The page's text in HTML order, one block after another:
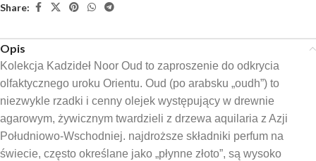
Share:
Opis
Kolekcja Kadzideł Noor Oud to zaproszenie do odkrycia
olfaktycznego uroku Orientu. Oud (po arabsku „oudh”) to
niezwykle rzadki i cenny olejek występujący w drewnie
agarowym, żywicznym twardzieli z drzewa aquilaria z Azji
Południowo-Wschodniej. najdroższe składniki perfum na
świecie, często określane jako „płynne złoto”, są wysoko